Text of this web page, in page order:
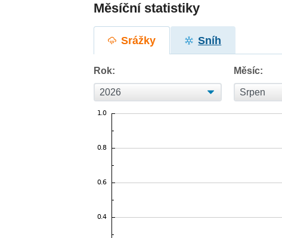
Měsíční statistiky
Srážky Sníh
Rok: Měsíc: